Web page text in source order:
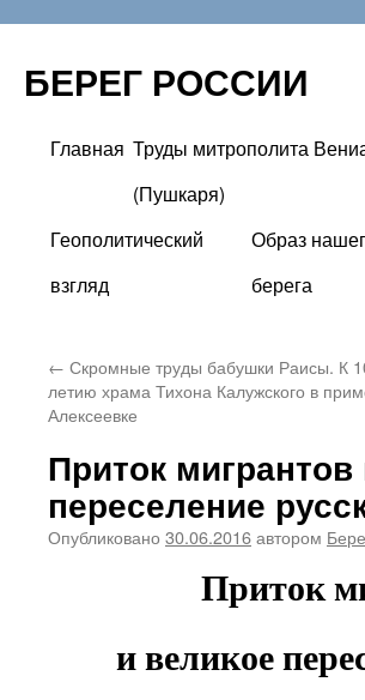
БЕРЕГ РОССИИ
Перейти
содержимому
Главная Труды митрополита
(Пушкаря)
Геополитический
взгляд
Образ
берега
← Скромные труды бабушки Раисы. К
летию храма Тихона Калужского в
Алексеевке
Приток
переселение
Опубликовано 30.06.2016автором
Приток
и великое